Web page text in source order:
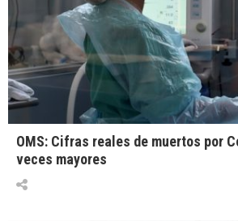
OMS: Cifras reales de muertos por
veces mayores